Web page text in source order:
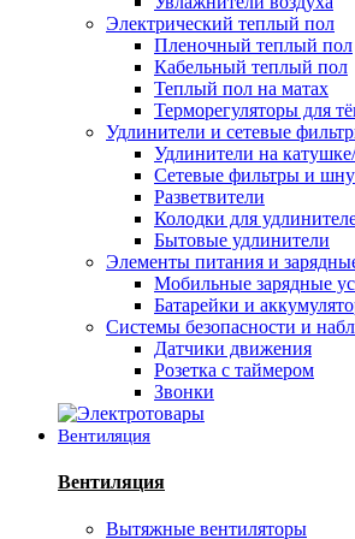
Электрический теплый пол
Пленочный теплый пол
Кабельный теплый пол
Теплый пол на матах
Терморегуляторы для
Удлинители и сетевые
Удлинители на
Сетевые фильтры и
Разветвители
Колодки для
Бытовые удлинители
Элементы питания и
Мобильные зарядные
Батарейки и
Системы безопасности и
Датчики движения
Розетка с таймером
Звонки
Вентиляция
Вентиляция
Вытяжные вентиляторы